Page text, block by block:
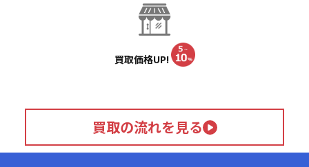
買取価格UP!
買取の流れを見る